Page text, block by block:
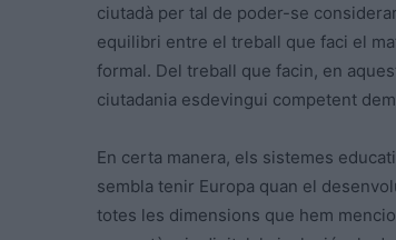
ciutadà per tal de poder-se
equilibri entre el treball que faci el
formal. Del treball que facin, en
ciutadania esdevingui competent
En certa manera, els sistemes
sembla tenir Europa quan el
totes les dimensions que hem